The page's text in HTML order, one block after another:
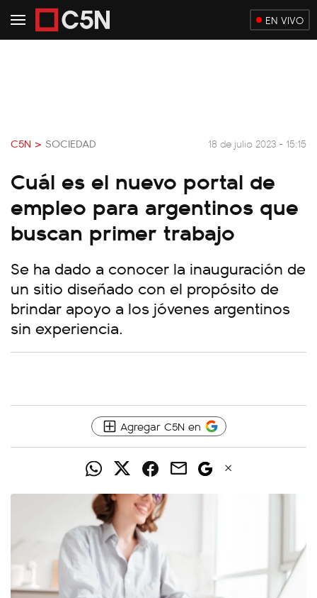
EN VIVO
C5N > SOCIEDAD 18 de julio 2023 - 15:15
Cuál es el nuevo portal de
empleo para argentinos que
buscan primer trabajo
Se ha dado a conocer la inauguración de
un sitio diseñado con el propósito de
brindar apoyo a los jóvenes argentinos
sin experiencia.
Agregar C5N en